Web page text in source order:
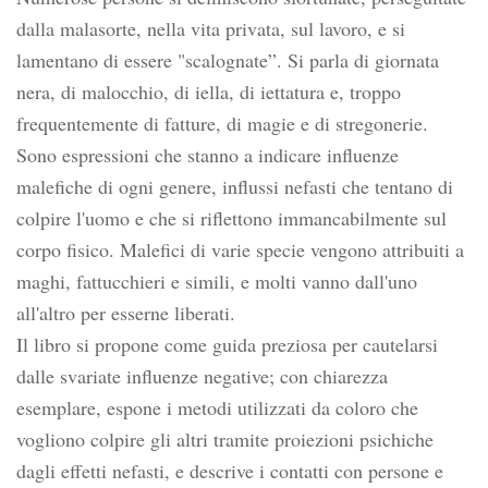
dalla malasorte, nella vita privata, sul lavoro, e si
lamentano di essere "scalognate”. Si parla di giornata
nera, di malocchio, di iella, di iettatura e, troppo
frequentemente di fatture, di magie e di stregonerie.
Sono espressioni che stanno a indicare influenze
malefiche di ogni genere, influssi nefasti che tentano di
colpire l'uomo e che si riflettono immancabilmente sul
corpo fisico. Malefici di varie specie vengono attribuiti a
maghi, fattucchieri e simili, e molti vanno dall'uno
all'altro per esserne liberati.
Il libro si propone come guida preziosa per cautelarsi
dalle svariate influenze negative; con chiarezza
esemplare, espone i metodi utilizzati da coloro che
vogliono colpire gli altri tramite proiezioni psichiche
dagli effetti nefasti, e descrive i contatti con persone e